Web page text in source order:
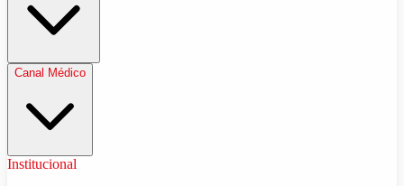
Canal Médico
Institucional